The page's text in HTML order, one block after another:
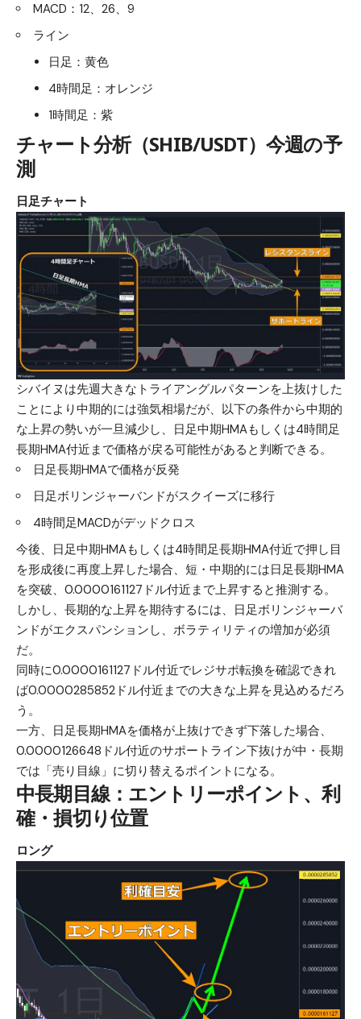
MACD：12、26、9
ライン
日足：黄色
4時間足：オレンジ
1時間足：紫
チャート分析（SHIB/USDT）今週の予
測
日足チャート
シバイヌは先週大きなトライアングルパターンを上抜けした
ことにより中期的には強気相場だが、以下の条件から中期的
な上昇の勢いが一旦減少し、日足中期HMAもしくは4時間足
長期HMA付近まで価格が戻る可能性があると判断できる。
日足長期HMAで価格が反発
日足ボリンジャーバンドがスクイーズに移行
4時間足MACDがデッドクロス
今後、日足中期HMAもしくは4時間足長期HMA付近で押し目
を形成後に再度上昇した場合、短・中期的には日足長期HMA
を突破、0.0000161127ドル付近まで上昇すると推測する。
しかし、長期的な上昇を期待するには、日足ボリンジャーバ
ンドがエクスパンションし、ボラティリティの増加が必須
だ。
同時に0.0000161127ドル付近でレジサポ転換を確認できれ
ば0.0000285852ドル付近までの大きな上昇を見込めるだろ
う。
一方、日足長期HMAを価格が上抜けできず下落した場合、
0.0000126648ドル付近のサポートライン下抜けが中・長期
では「売り目線」に切り替えるポイントになる。
中長期目線：エントリーポイント、利
確・損切り位置
ロング